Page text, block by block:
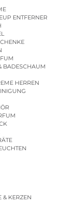
ENTFERNER
BADESCHAUM
HERREN
& KERZEN